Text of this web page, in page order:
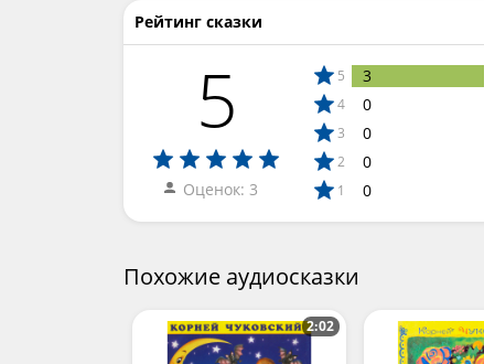
Рейтинг сказки
5
Оценок: 3
5 3
4 0
3 0
2 0
1 0
Похожие аудиосказки
2:02